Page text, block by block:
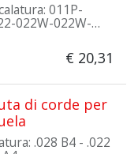
011P-
022W-022W-
Pallino.
/ Silver Plated
€ 20,31
di corde per
.028 B4 - .022